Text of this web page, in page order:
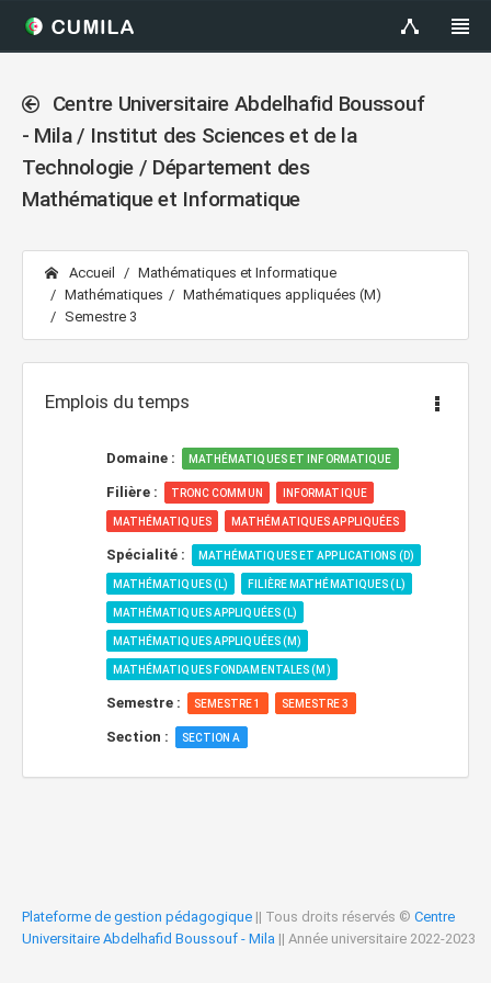
Centre Universitaire Abdelhafid Boussouf
- Mila / Institut des Sciences et de la
Technologie / Département des
Mathématique et Informatique
Accueil
Mathématiques et Informatique
Mathématiques
Mathématiques appliquées (M)
Semestre 3
Emplois du temps
Domaine : MATHÉMATIQUES ET INFORMATIQUE
Filière : TRONC COMMUN INFORMATIQUE
MATHÉMATIQUES MATHÉMATIQUES APPLIQUÉES
Spécialité : MATHÉMATIQUES ET APPLICATIONS (D)
MATHÉMATIQUES (L) FILIÈRE MATHÉMATIQUES (L)
MATHÉMATIQUES APPLIQUÉES (L)
MATHÉMATIQUES APPLIQUÉES (M)
MATHÉMATIQUES FONDAMENTALES (M)
Semestre : SEMESTRE 1 SEMESTRE 3
Section : SECTION A
Plateforme de gestion pédagogique || Tous droits réservés © Centre
Universitaire Abdelhafid Boussouf - Mila || Année universitaire 2022-2023